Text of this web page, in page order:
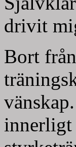
drivit
Bort
innerligt